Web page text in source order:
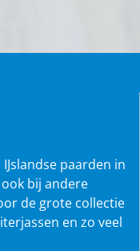
paarden in
bij andere
de grote collectie
en zo veel